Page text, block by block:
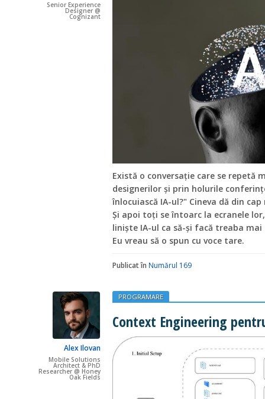
Senior Experience
Designer @
Cognizant
Există o conversație care se repetă
designerilor și prin holurile
înlocuiască IA-ul?" Cineva dă din
Și apoi toți se întoarc la ecranele
liniște IA-ul ca să-și facă treaba
Eu vreau să o spun cu voce tare.
Publicat în Numărul 169
Alex Ilovan
Mobile Solutions
Architect & PhD
Researcher @ Honey
Oak Fields
PROGRAMARE
Context Engineering